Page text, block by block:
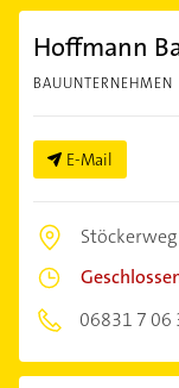
Hoffmann
BAUUNTERNEHMEN
E-Mail
06831 7 06